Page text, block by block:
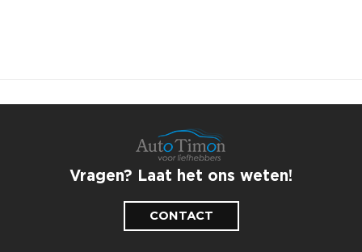
Vragen? Laat het ons weten!
CONTACT